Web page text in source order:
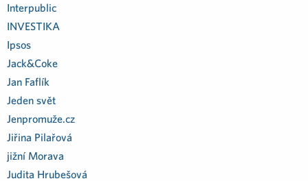
Interpublic
INVESTIKA
Ipsos
Jack&Coke
Jan Faflík
Jeden svět
Jenpromuže.cz
Jiřina Pilařová
jižní Morava
Judita Hrubešová